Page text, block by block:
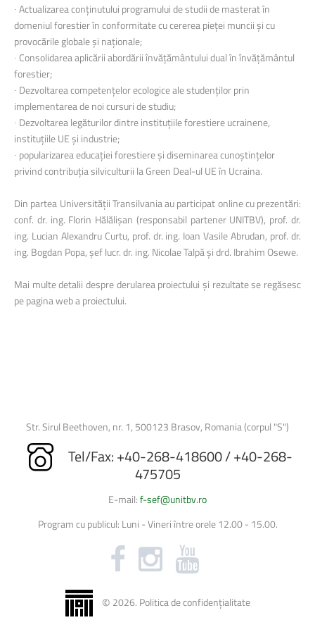
∙ Actualizarea conținutului programului de studii de masterat în
domeniul forestier în conformitate cu cererea pieței muncii și cu
provocările globale și naționale;
∙ Consolidarea aplicării abordării învățământului dual în învățământul
forestier;
∙ Dezvoltarea competențelor ecologice ale studenților prin
implementarea de noi cursuri de studiu;
∙ Dezvoltarea legăturilor dintre instituțiile forestiere ucrainene,
instituțiile UE și industrie;
∙ popularizarea educației forestiere și diseminarea cunoștințelor
privind contribuția silviculturii la Green Deal-ul UE în Ucraina.
Din partea Universității Transilvania au participat online cu prezentări:
conf. dr. ing. Florin Hălălișan (responsabil partener UNITBV), prof. dr.
ing. Lucian Alexandru Curtu, prof. dr. ing. Ioan Vasile Abrudan, prof. dr.
ing. Bogdan Popa, șef lucr. dr. ing. Nicolae Talpă și drd. Ibrahim Osewe.
Mai multe detalii despre derularea proiectului și rezultate se regăsesc
pe pagina web a proiectului.
Str. Sirul Beethoven, nr. 1, 500123 Brasov, Romania (corpul "S")
Tel/Fax: +40-268-418600 / +40-268-
475705
E-mail:f-sef@unitbv.ro
Program cu publicul: Luni - Vineri între orele 12.00 - 15.00.
© 2026. Politica de confidențialitate